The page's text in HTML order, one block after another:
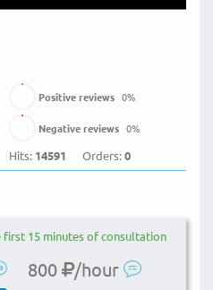
Positive reviews 0%
Negative reviews 0%
Hits: 14591 Orders:0
15 minutes of consultation
800 /hour